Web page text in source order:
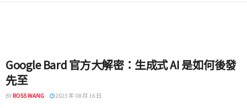
Google Bard 官方大解密：生成式 AI 是如何後發
先至
BYROSS WANG 2023 年 08 月 16 日